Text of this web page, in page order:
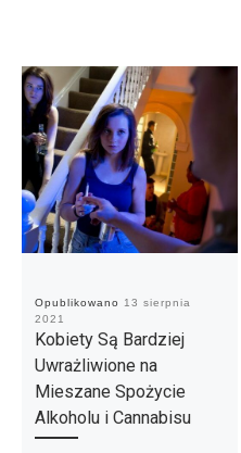
Opublikowano
13 sierpnia
2021
Kobiety Są Bardziej
Uwrażliwione na
Mieszane Spożycie
Alkoholu i Cannabisu